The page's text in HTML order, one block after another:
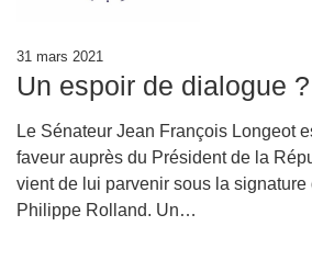
31 mars 2021
Un espoir de dialogue ?
Le Sénateur Jean François Longeot
faveur auprès du Président de la
vient de lui parvenir sous la signature
Philippe Rolland. Un…